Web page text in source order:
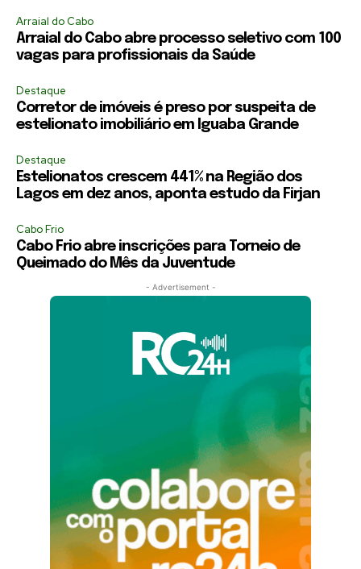
Arraial do Cabo
Arraial do Cabo abre processo seletivo com 100
vagas para profissionais da Saúde
Destaque
Corretor de imóveis é preso por suspeita de
estelionato imobiliário em Iguaba Grande
Destaque
Estelionatos crescem 441% na Região dos
Lagos em dez anos, aponta estudo da Firjan
Cabo Frio
Cabo Frio abre inscrições para Torneio de
Queimado do Mês da Juventude
- Advertisement -